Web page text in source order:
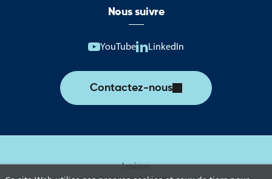
Nous suivre
YouTube LinkedIn
Contactez-nous
Lexique